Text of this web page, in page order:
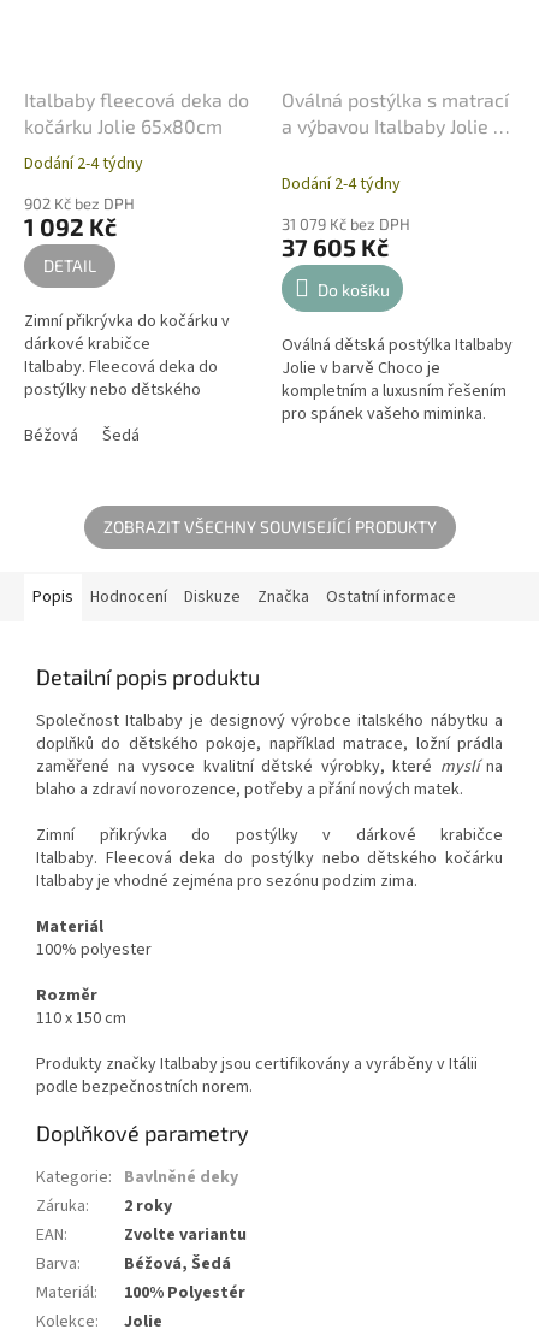
Italbaby fleecová deka do
kočárku Jolie 65x80cm
Průměrné
produktu
je
5,0
z
hvězdiček.
Dodání 2-4 týdny
902 Kč bez DPH
1 092 Kč
DETAIL
Zimní přikrývka do kočárku v
dárkové krabičce
Italbaby. Fleecová deka do
postýlky nebo dětského
zejména pro sezónu podzim
Béžová Šedá
Oválná postýlka s matrací
a výbavou Italbaby Jolie –
Dodání 2-4 týdny
31 079 Kč bez DPH
37 605 Kč
Do košíku
Oválná dětská postýlka Italbaby
Jolie v barvě Choco je
kompletním a luxusním řešením
pro spánek vašeho miminka.
ZOBRAZIT VŠECHNY SOUVISEJÍCÍ PRODUKTY
Popis Hodnocení Diskuze Značka Ostatní informace
Detailní popis produktu
Společnost Italbaby je designový výrobce italského nábytku a
doplňků do dětského pokoje, například matrace, ložní prádla
zaměřené na vysoce kvalitní dětské výrobky, které myslína
blaho a zdraví novorozence, potřeby a přání nových matek.
Zimní přikrývka do postýlky v dárkové krabičce
Italbaby. Fleecová deka do postýlky nebo dětského kočárku
Italbaby je vhodné zejména pro sezónu podzim zima.
Materiál
100% polyester
Rozměr
110 x 150 cm
Produkty značky Italbaby jsou certifikovány a vyráběny v Itálii
podle bezpečnostních norem.
Doplňkové parametry
Kategorie: Bavlněné deky
Záruka:
2 roky
EAN:
Zvolte variantu
Barva:
Béžová, Šedá
Materiál:
100% Polyestér
Kolekce: Jolie